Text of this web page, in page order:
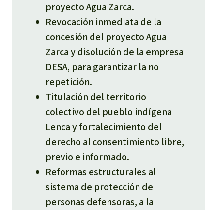
proyecto Agua Zarca.​
Revocación inmediata de la
concesión del proyecto Agua
Zarca y disolución de la empresa
DESA, para garantizar la no
repetición.​
Titulación del territorio
colectivo del pueblo indígena
Lenca y fortalecimiento del
derecho al consentimiento libre,
previo e informado.​
Reformas estructurales al
sistema de protección de
personas defensoras, a la